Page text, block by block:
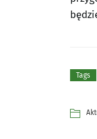
Tags